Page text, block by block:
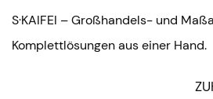
S·KAIFEI – Großhandels- und
Komplettlösungen aus einer Hand.